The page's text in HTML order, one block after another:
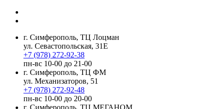
г. Симферополь, ТЦ Лоцман
ул. Севастопольская, 31Е
+7 (978) 272-92-38
пн-вс 10-00 до 21-00
г. Симферополь, ТЦ ФМ
ул. Механизаторов, 51
+7 (978) 272-92-48
пн-вс 10-00 до 20-00
г. Симферополь, ТЦ МЕГАНОМ